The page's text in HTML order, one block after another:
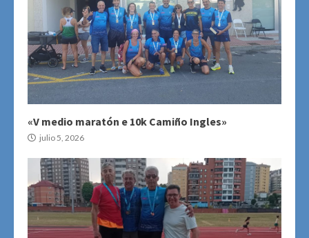
«V medio maratón e 10k Camiño Ingles»
julio 5, 2026